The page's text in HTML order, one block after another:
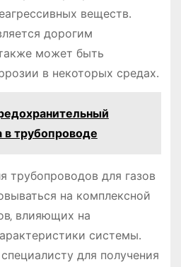
веществ․
дорогим
может быть
в некоторых средах․
в трубопроводе
трубопроводов для газов
на комплексной
влияющих на
системы․
для получения